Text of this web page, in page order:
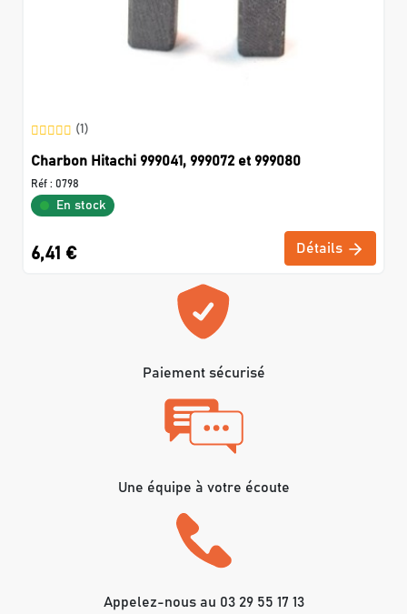
(1)
Charbon Hitachi 999041, 999072 et 999080
Réf : 0798
En stock
6,41 € Détails
Paiement sécurisé
Une équipe à votre écoute
Appelez-nous au 03 29 55 17 13